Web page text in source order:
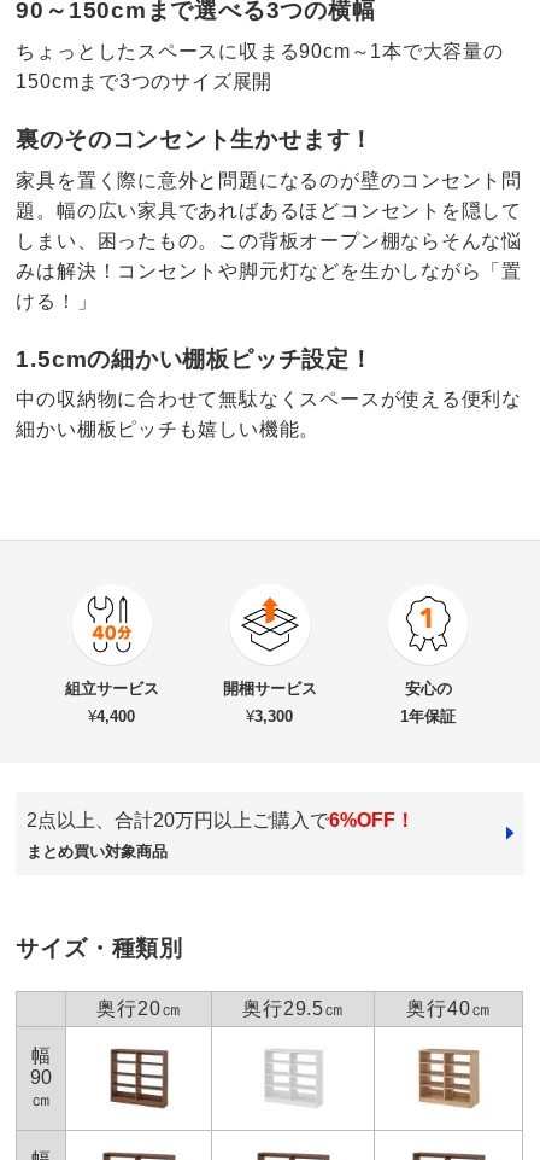
90～150cmまで選べる3つの横幅
ちょっとしたスペースに収まる90cm～1本で大容量の
150cmまで3つのサイズ展開
裏のそのコンセント生かせます！
家具を置く際に意外と問題になるのが壁のコンセント問
題。幅の広い家具であればあるほどコンセントを隠して
しまい、困ったもの。この背板オープン棚ならそんな悩
みは解決！コンセントや脚元灯などを生かしながら「置
ける！」
1.5cmの細かい棚板ピッチ設定！
中の収納物に合わせて無駄なくスペースが使える便利な
細かい棚板ピッチも嬉しい機能。
商品番号 900-6281-40
商品名・特徴 奥行き選べる背板オープン腰高本棚 幅150奥行29.5cm
改定日：2026/7/1
旧価格：¥36,900 税込
※北海道・九州・沖縄は地域配送料がかかります。
※組み立て途中や一度組み立てした商品の返品はご遠慮
いただいております。
※家具レンタル「flect」をご利用の場合、返却は中途解
約として承ります。詳しくはこちら
梱包サイズ
個口数…1
＜個口1＞幅153×奥行35×高さ17cm 重さ27.0kg
★★★★★
★★★★★
★★★★★
★★★
すべての口コミを見る
組立サービス
¥4,400
開梱サービス
¥3,300
安心の
1年保証
2点以上、合計20万円以上ご購入で6%OFF！
まとめ買い対象商品
サイズ・種類別
奥行20㎝ 奥行29.5㎝ 奥行40㎝
幅
90
㎝